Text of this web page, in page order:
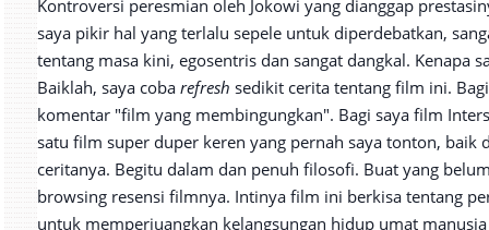
Kontroversi peresmian oleh Jokowi yang dianggap
saya pikir hal yang terlalu sepele untuk diperdebatkan,
tentang masa kini, egosentris dan sangat dangkal. Kenapa
Baiklah, saya coba refresh sedikit cerita tentang film ini.
komentar "film yang membingungkan". Bagi saya film
satu film super duper keren yang pernah saya tonton, baik
ceritanya. Begitu dalam dan penuh filosofi. Buat yang
browsing resensi filmnya. Intinya film ini berkisa tentang
untuk memperjuangkan kelangsungan hidup umat